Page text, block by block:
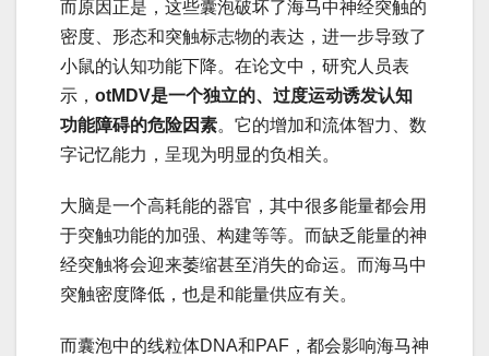
而原因正是，这些囊泡破坏了海马中神经突触的
密度、形态和突触标志物的表达，进一步导致了
小鼠的认知功能下降。在论文中，研究人员表
示， otMDV是一个独立的、过度运动诱发认知
功能障碍的危险因素。它的增加和流体智力、数
字记忆能力，呈现为明显的负相关。
大脑是一个高耗能的器官，其中很多能量都会用
于突触功能的加强、构建等等。而缺乏能量的神
经突触将会迎来萎缩甚至消失的命运。而海马中
突触密度降低，也是和能量供应有关。
而囊泡中的线粒体DNA和PAF，都会影响海马神